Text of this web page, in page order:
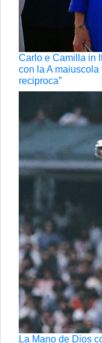
Carlo e Camilla in
con la A
reciproca”
La Mano de Dios